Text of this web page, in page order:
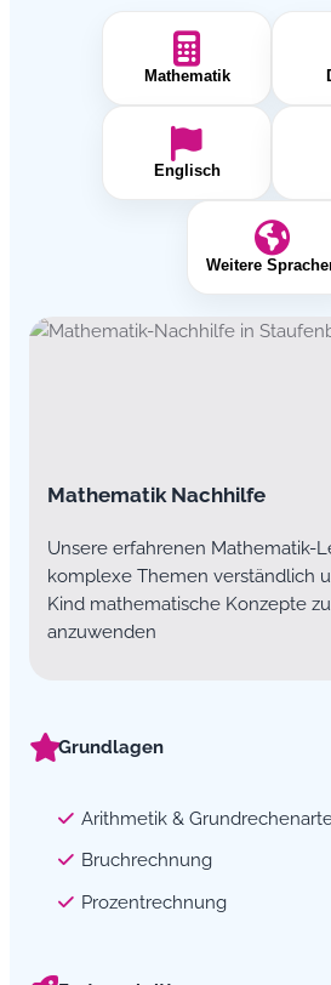
Mathematik
Englisch
Weitere
Mathematik Nachhilfe
Unsere erfahrenen Mathematik-
komplexe Themen verständlich
Kind mathematische Konzepte
anzuwenden
Grundlagen
Arithmetik &
Bruchrechnung
Prozentrechnung